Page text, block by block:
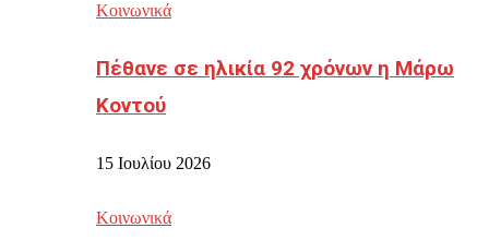
Κοινωνικά
Πέθανε σε ηλικία 92 χρόνων η Μάρω
Κοντού
15 Ιουλίου 2026
Κοινωνικά